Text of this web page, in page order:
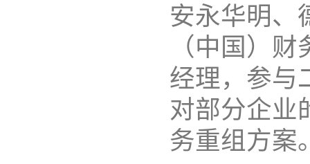
安永华明、
（中国）
经理，参与
对部分企业
务重组方案